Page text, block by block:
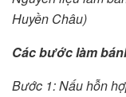
Huyền Châu)
Các bước làm
Bước 1: Nấu hỗn